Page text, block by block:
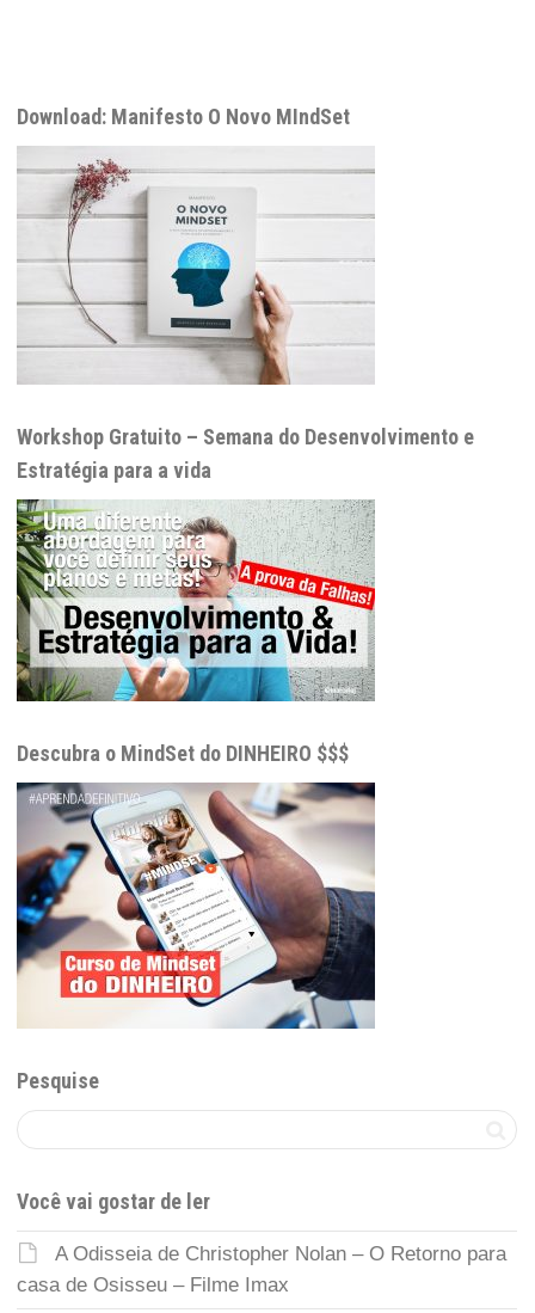
Download: Manifesto O Novo MIndSet
Workshop Gratuito – Semana do Desenvolvimento e
Estratégia para a vida
Descubra o MindSet do DINHEIRO $$$
Pesquise
Você vai gostar de ler
A Odisseia de Christopher Nolan – O Retorno para
casa de Osisseu – Filme Imax